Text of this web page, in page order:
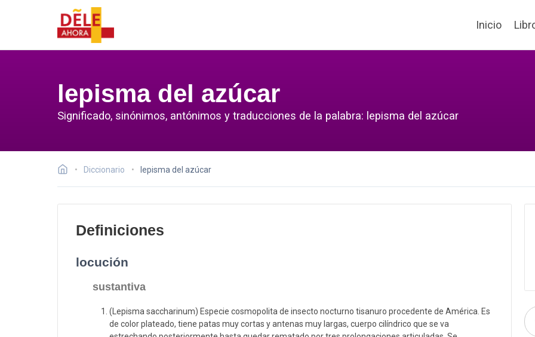
Inicio
lepisma del azúcar
Significado, sinónimos, antónimos y traducciones de la palabra: lepisma del azúcar
Diccionario lepisma del azúcar
Definiciones
locución
sustantiva
(Lepisma saccharinum) Especie cosmopolita de insecto nocturno tisanuro procedente de América. Es
de color plateado, tiene patas muy cortas y antenas muy largas, cuerpo cilíndrico que se va